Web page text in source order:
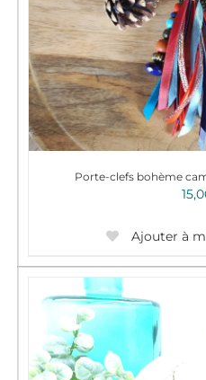
Porte-clefs bohème
Ajouter à